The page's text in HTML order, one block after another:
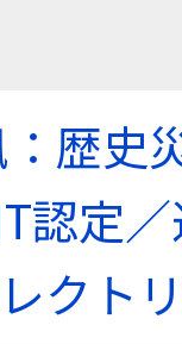
歴史
認定
クト